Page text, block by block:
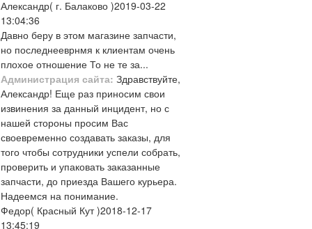
Александр( г. Балаково )2019-03-22
13:04:36
Давно беру в этом магазине запчасти,
но последнееврнмя к клиентам очень
плохое отношение То не те за...
Администрация сайта: Здравствуйте,
Александр! Еще раз приносим свои
извинения за данный инцидент, но с
нашей стороны просим Вас
своевременно создавать заказы, для
того чтобы сотрудники успели собрать,
проверить и упаковать заказанные
запчасти, до приезда Вашего курьера.
Надеемся на понимание.
Федор( Красный Кут )2018-12-17
13:45:19